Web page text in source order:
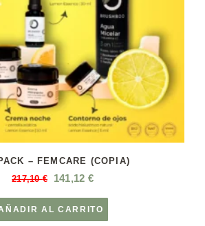
– FEMCARE (COPIA)
217,10€ 141,12 €
AL CARRITO